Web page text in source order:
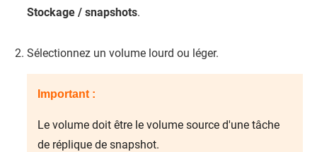
Stockage / snapshots.
Sélectionnez un volume lourd ou léger.
Important :
Le volume doit être le volume source d'une tâche
de réplique de snapshot.